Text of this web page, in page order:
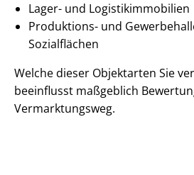
Lager- und Lo­gis­tik­im­mo­bi­li­en
Produktions- und
Sozialflächen
Welche dieser Objektarten Sie
beeinflusst maßgeblich
Vermarktungsweg.